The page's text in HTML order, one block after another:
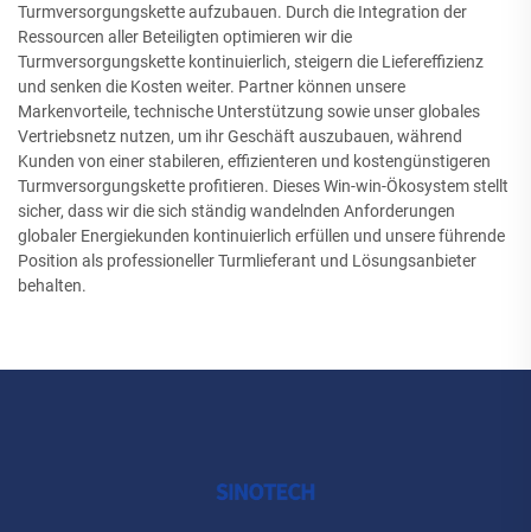
Turmversorgungskette aufzubauen. Durch die Integration der
Ressourcen aller Beteiligten optimieren wir die
Turmversorgungskette kontinuierlich, steigern die Liefereffizienz
und senken die Kosten weiter. Partner können unsere
Markenvorteile, technische Unterstützung sowie unser globales
Vertriebsnetz nutzen, um ihr Geschäft auszubauen, während
Kunden von einer stabileren, effizienteren und kostengünstigeren
Turmversorgungskette profitieren. Dieses Win-win-Ökosystem stellt
sicher, dass wir die sich ständig wandelnden Anforderungen
globaler Energiekunden kontinuierlich erfüllen und unsere führende
Position als professioneller Turmlieferant und Lösungsanbieter
behalten.